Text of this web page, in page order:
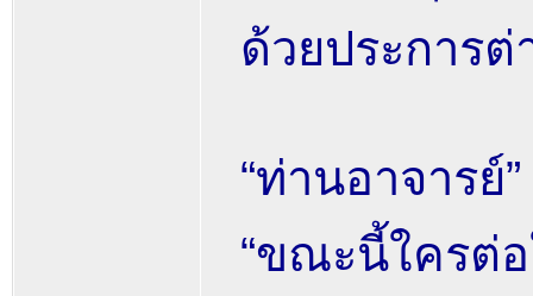
ด้วยประการต่
“ท่านอาจารย์
“ขณะนี้ใครต่